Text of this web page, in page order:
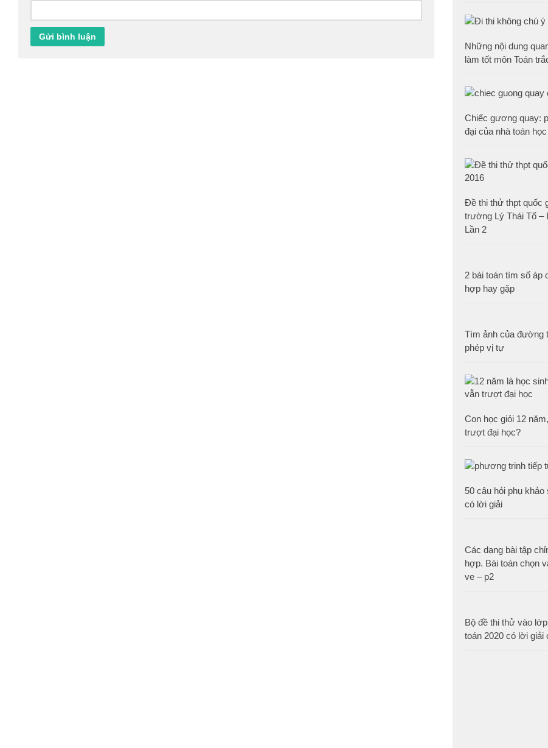
Những nội dung
làm tốt môn Toán
Chiếc gương quay:
đại của nhà toán
Đề thi thử thpt quốc
trường Lý Thái Tổ –
Lần 2
2 bài toán tìm số áp
hợp hay gặp
Tìm ảnh của đường
phép vị tự
Con học giỏi 12
trượt đại học?
50 câu hỏi phụ khảo
có lời giải
Các dạng bài tập
hợp. Bài toán chọn
ve – p2
Bộ đề thi thử vào
toán 2020 có lời giải